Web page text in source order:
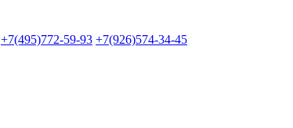
+7(495)772-59-93 +7(926)574-34-45